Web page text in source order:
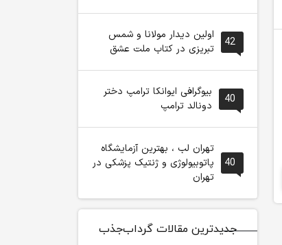
42
اولین دیدار مولانا و شمس
تبریزی در کتاب ملت عشق
40
بیوگرافی ایوانکا ترامپ دختر
دونالد ترامپ
40
تهران لب ، بهترین آزمایشگاه
پاتوبیولوژی و ژنتیک پزشکی در
تهران
جدیدترین مقالات گرداب‌جذب